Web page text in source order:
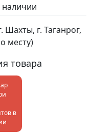
наличии
Шахты, г. Таганрог,
месту)
товара
в